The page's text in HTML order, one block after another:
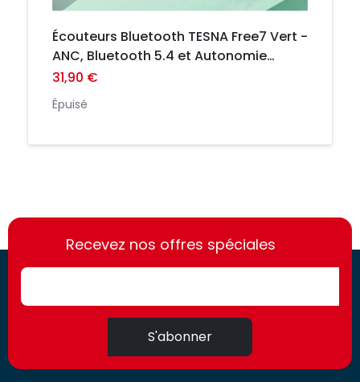
Écouteurs Bluetooth TESNA Free7 Vert -
ANC, Bluetooth 5.4 et Autonomie
Longue Durée
31,90 €
Épuisé
https://france-
access.fr
https://france-
access.fr
Recevez nos offres spéciales
S'abonner